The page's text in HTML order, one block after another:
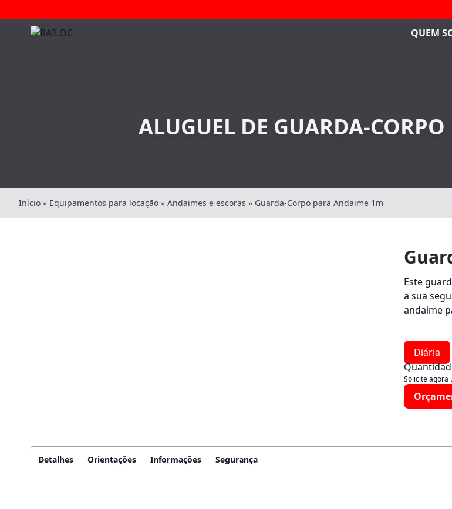
QUEM
ALUGUEL DE GUARDA-
Início » Equipamentos para locação » Andaimes e escoras » Guarda-Corpo para Andaime 1m
Este
a sua
andaime
Diária
Solicite agora
Detalhes Orientações Informações Segurança